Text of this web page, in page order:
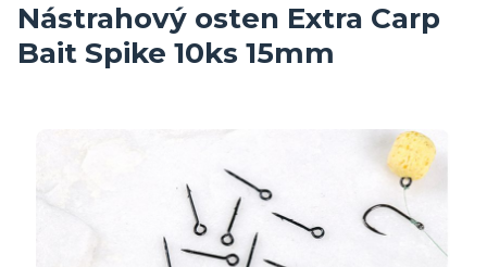
Nástrahový osten Extra Carp
Bait Spike 10ks 15mm